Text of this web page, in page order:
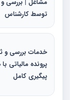
توسط کارشناس
خدمات بررسی و
پرونده مالیاتی
پیگیری کامل